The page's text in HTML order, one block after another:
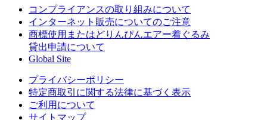
コンプライアンスの取り組みについて
インターネット販売についてのご注意
商標使用またはどりんぴんエアー着ぐるみ
貸出申請について
Global Site
プライバシーポリシー
特定商取引に関する法律に基づく表示
ご利用について
サイトマップ